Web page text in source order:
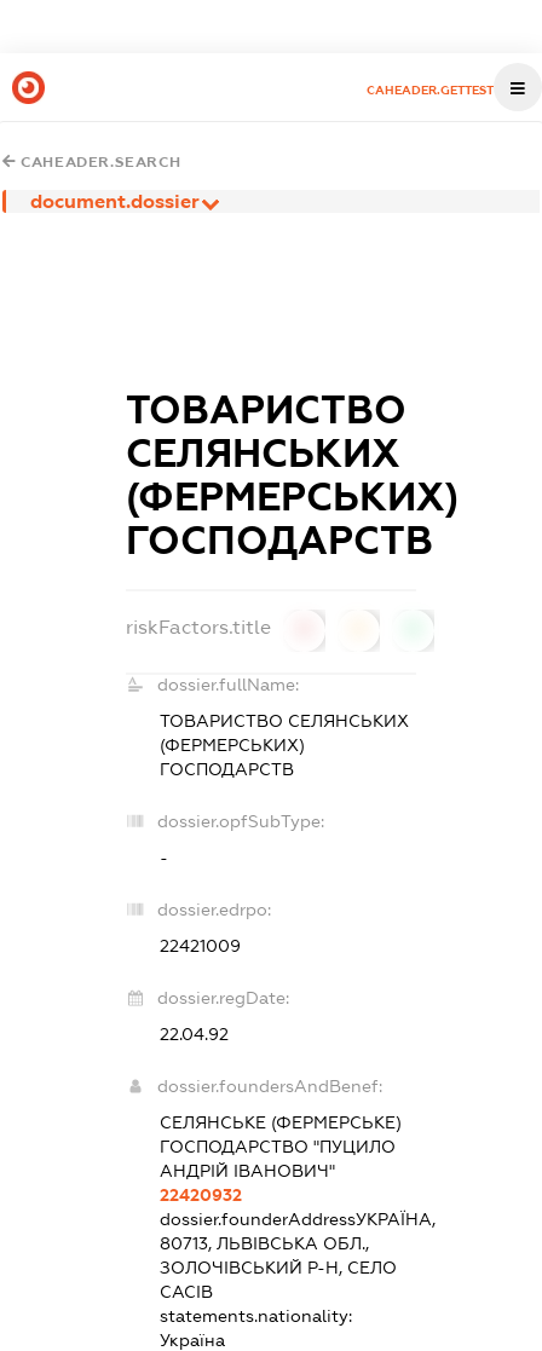
CAHEADER.GETTEST
CAHEADER.SEARCH
document.dossier
ТОВАРИСТВО
СЕЛЯНСЬКИХ
(ФЕРМЕРСЬКИХ)
ГОСПОДАРСТВ
riskFactors.title
dossier.fullName:
ТОВАРИСТВО СЕЛЯНСЬКИХ
(ФЕРМЕРСЬКИХ)
ГОСПОДАРСТВ
dossier.opfSubType:
-
dossier.edrpo:
22421009
dossier.regDate:
22.04.92
dossier.foundersAndBenef:
СЕЛЯНСЬКЕ (ФЕРМЕРСЬКЕ)
ГОСПОДАРСТВО "ПУЦИЛО
АНДРІЙ ІВАНОВИЧ"
22420932
dossier.founderAddressУКРАЇНА,
80713, ЛЬВІВСЬКА ОБЛ.,
ЗОЛОЧІВСЬКИЙ Р-Н, СЕЛО
САСІВ
statements.nationality:
Україна